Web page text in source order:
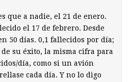
que a nadie, el 21 de enero.
el 17 de febrero. Desde
50 días. 0,1 fallecidos por día;
su éxito, la misma cifra para
día, como si un avión
cada día. Y no lo digo